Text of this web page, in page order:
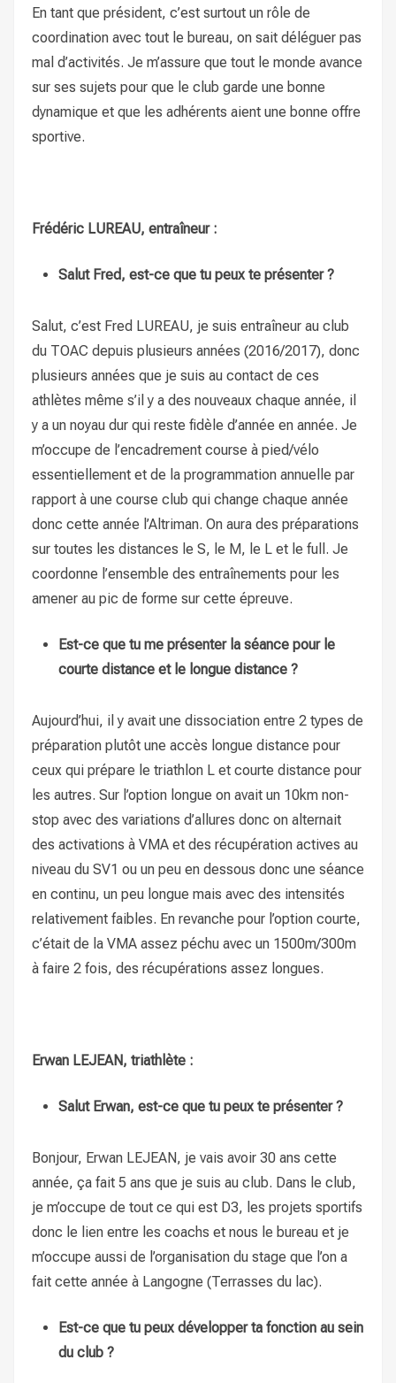
En tant que président, c’est surtout un rôle de
coordination avec tout le bureau, on sait déléguer pas
mal d’activités. Je m’assure que tout le monde avance
sur ses sujets pour que le club garde une bonne
dynamique et que les adhérents aient une bonne offre
sportive.
Frédéric LUREAU, entraîneur :
Salut Fred, est-ce que tu peux te présenter ?
Salut, c’est Fred LUREAU, je suis entraîneur au club
du TOAC depuis plusieurs années (2016/2017), donc
plusieurs années que je suis au contact de ces
athlètes même s’il y a des nouveaux chaque année, il
y a un noyau dur qui reste fidèle d’année en année. Je
m’occupe de l’encadrement course à pied/vélo
essentiellement et de la programmation annuelle par
rapport à une course club qui change chaque année
donc cette année l’Altriman. On aura des préparations
sur toutes les distances le S, le M, le L et le full. Je
coordonne l’ensemble des entraînements pour les
amener au pic de forme sur cette épreuve.
Est-ce que tu me présenter la séance pour le
courte distance et le longue distance ?
Aujourd’hui, il y avait une dissociation entre 2 types de
préparation plutôt une accès longue distance pour
ceux qui prépare le triathlon L et courte distance pour
les autres. Sur l’option longue on avait un 10km non-
stop avec des variations d’allures donc on alternait
des activations à VMA et des récupération actives au
niveau du SV1 ou un peu en dessous donc une séance
en continu, un peu longue mais avec des intensités
relativement faibles. En revanche pour l’option courte,
c’était de la VMA assez péchu avec un 1500m/300m
à faire 2 fois, des récupérations assez longues.
Erwan LEJEAN, triathlète :
Salut Erwan, est-ce que tu peux te présenter ?
Bonjour, Erwan LEJEAN, je vais avoir 30 ans cette
année, ça fait 5 ans que je suis au club. Dans le club,
je m’occupe de tout ce qui est D3, les projets sportifs
donc le lien entre les coachs et nous le bureau et je
m’occupe aussi de l’organisation du stage que l’on a
fait cette année à Langogne (Terrasses du lac).
Est-ce que tu peux développer ta fonction au sein
du club ?